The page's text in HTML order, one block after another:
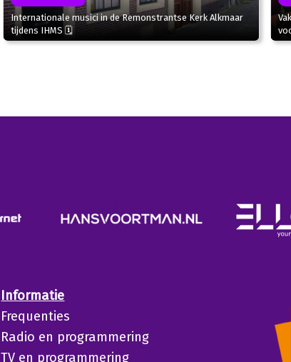
Internationale musici in de Remonstrantse Kerk Alkmaar
tijdens IHMS 🗓
Informatie
Frequenties
Radio en programmering
TV en programmering